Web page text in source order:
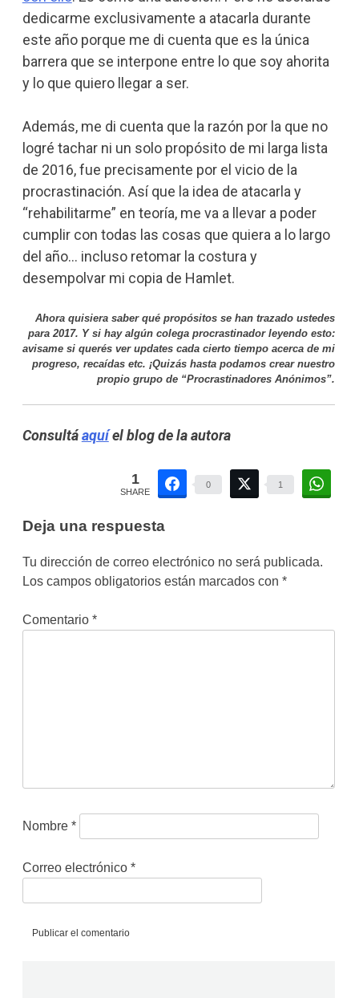
dedicarme exclusivamente a atacarla durante
este año porque me di cuenta que es la única
barrera que se interpone entre lo que soy ahorita
y lo que quiero llegar a ser.
Además, me di cuenta que la razón por la que no
logré tachar ni un solo propósito de mi larga lista
de 2016, fue precisamente por el vicio de la
procrastinación. Así que la idea de atacarla y
“rehabilitarme” en teoría, me va a llevar a poder
cumplir con todas las cosas que quiera a lo largo
del año… incluso retomar la costura y
desempolvar mi copia de Hamlet.
Ahora quisiera saber qué propósitos se han trazado ustedes
para 2017. Y si hay algún colega procrastinador leyendo esto:
avisame si querés ver updates cada cierto tiempo acerca de mi
progreso, recaídas etc. ¡Quizás hasta podamos crear nuestro
propio grupo de “Procrastinadores Anónimos”.
Consultáaquíel blog de la autora
1
SHARE
0 1
Deja una respuesta
Tu dirección de correo electrónico no será publicada.
Los campos obligatorios están marcados con *
Comentario *
Nombre *
Correo electrónico *